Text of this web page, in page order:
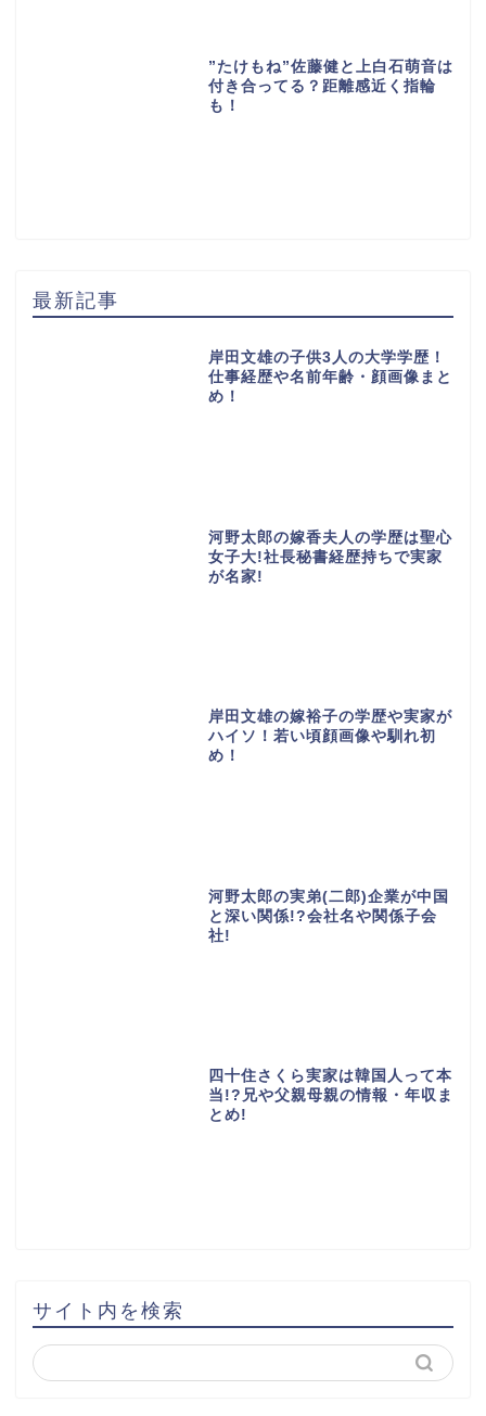
”たけもね”佐藤健と上白石萌音は
付き合ってる？距離感近く指輪
も！
最新記事
岸田文雄の子供3人の大学学歴！
仕事経歴や名前年齢・顔画像まと
め！
河野太郎の嫁香夫人の学歴は聖心
女子大!社長秘書経歴持ちで実家
が名家!
岸田文雄の嫁裕子の学歴や実家が
ハイソ！若い頃顔画像や馴れ初
め！
河野太郎の実弟(二郎)企業が中国
と深い関係!?会社名や関係子会
社!
四十住さくら実家は韓国人って本
当!?兄や父親母親の情報・年収ま
とめ!
サイト内を検索